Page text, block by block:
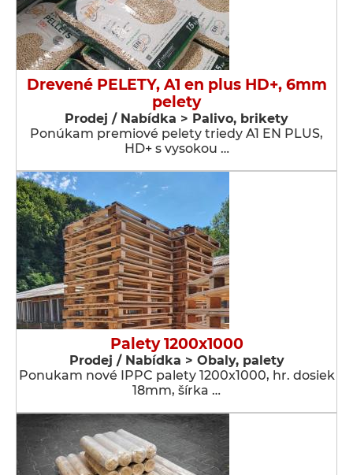
Drevené PELETY, A1 en plus HD+, 6mm
pelety
Prodej / Nabídka > Palivo, brikety
Ponúkam premiové pelety triedy A1 EN PLUS,
HD+ s vysokou …
Palety 1200x1000
Prodej / Nabídka > Obaly, palety
Ponukam nové IPPC palety 1200x1000, hr. dosiek
18mm, šírka …